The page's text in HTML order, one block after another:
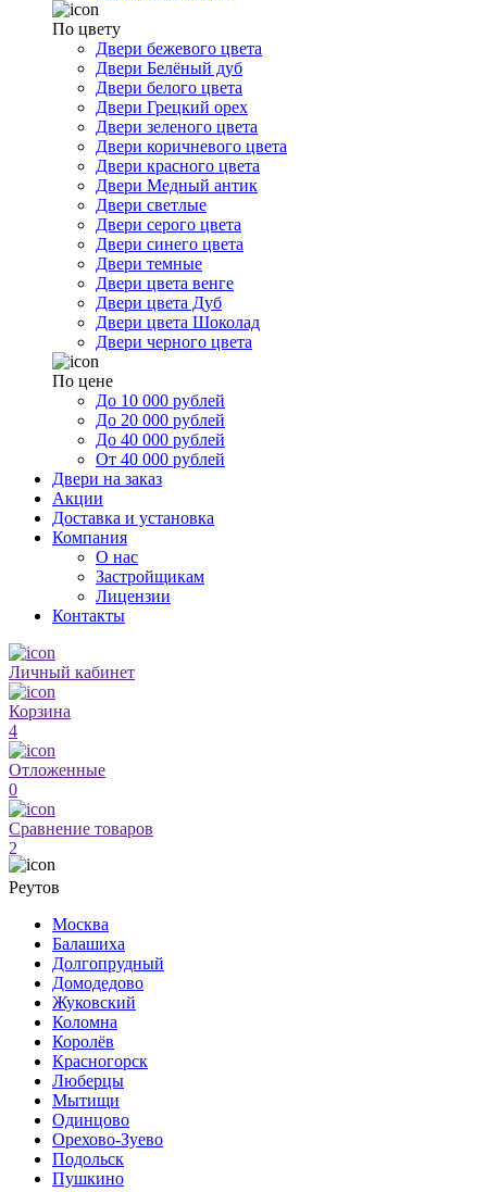
По цвету
Двери бежевого цвета
Двери Белёный дуб
Двери белого цвета
Двери Грецкий орех
Двери зеленого цвета
Двери коричневого цвета
Двери красного цвета
Двери Медный антик
Двери светлые
Двери серого цвета
Двери синего цвета
Двери темные
Двери цвета венге
Двери цвета Дуб
Двери цвета Шоколад
Двери черного цвета
По цене
До 10 000 рублей
До 20 000 рублей
До 40 000 рублей
От 40 000 рублей
Двери на заказ
Акции
Доставка и установка
Компания
О нас
Застройщикам
Лицензии
Контакты
Личный кабинет
Корзина
4
Отложенные
0
Сравнение товаров
2
Реутов
Москва
Балашиха
Долгопрудный
Домодедово
Жуковский
Коломна
Королёв
Красногорск
Люберцы
Мытищи
Одинцово
Орехово-Зуево
Подольск
Пушкино